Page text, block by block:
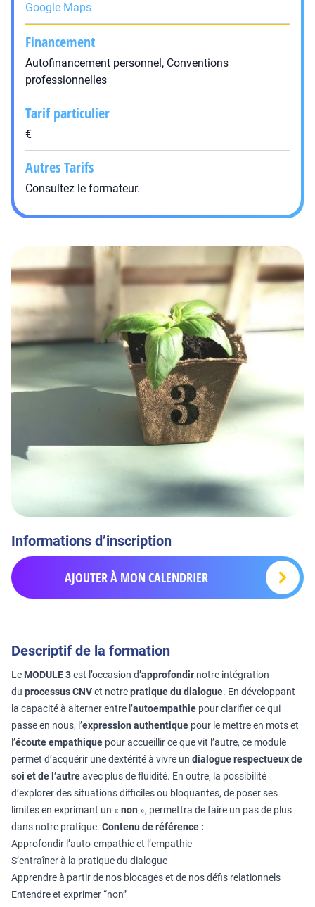
Google Maps
Financement
Autofinancement personnel, Conventions
professionnelles
Tarif particulier
€
Autres Tarifs
Consultez le formateur.
Informations d’inscription
AJOUTER À MON CALENDRIER
Descriptif de la formation
Le MODULE 3est l’occasion d’approfondir notre intégration
du processus CNVet notrepratique du dialogue. En développant
la capacité à alterner entre l’autoempathie pour clarifier ce qui
passe en nous, l’expression authentique pour le mettre en mots et
l’écoute empathique pour accueillir ce que vit l’autre, ce module
permet d’acquérir une dextérité à vivre un dialogue respectueux de
soi et de l’autreavec plus de fluidité. En outre, la possibilité
d’explorer des situations difficiles ou bloquantes, de poser ses
limites en exprimant un « non », permettra de faire un pas de plus
dans notre pratique. Contenu de référence :
Approfondir l’auto-empathie et l’empathie
S’entraîner à la pratique du dialogue
Apprendre à partir de nos blocages et de nos défis relationnels
Entendre et exprimer “non”